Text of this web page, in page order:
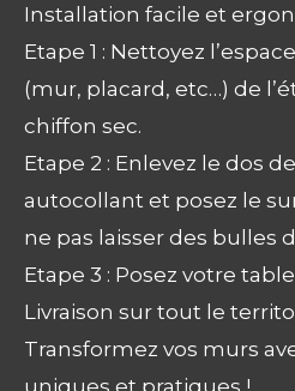
Installation facile et
Etape 1 : Nettoyez
(mur, placard, etc…) de
chiffon sec.
Etape 2 : Enlevez le dos
autocollant et posez le
ne pas laisser des bulles
Etape 3 : Posez votre
Livraison sur tout le
Transformez vos murs
uniques et pratiques !